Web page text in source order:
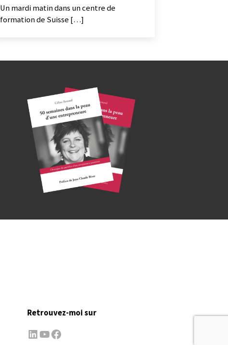
Un mardi matin dans un centre de
formation de Suisse […]
Retrouvez-moi sur
LinkedIn
YouTube
Facebook